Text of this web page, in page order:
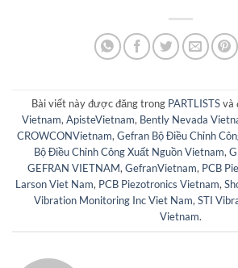
Bài viết này được đăng trong PARTLISTSvà
Vietnam,ApisteVietnam, Bently Nevada
CROWCONVietnam,Gefran Bộ Điều Chỉnh
Bộ Điều Chỉnh Công Xuất Nguồn Vietnam,
GEFRAN VIETNAM,GefranVietnam, PCB
Larson Viet Nam, PCB Piezotronics Vietnam,
Vibration Monitoring Inc Viet Nam,STI
Vietnam.